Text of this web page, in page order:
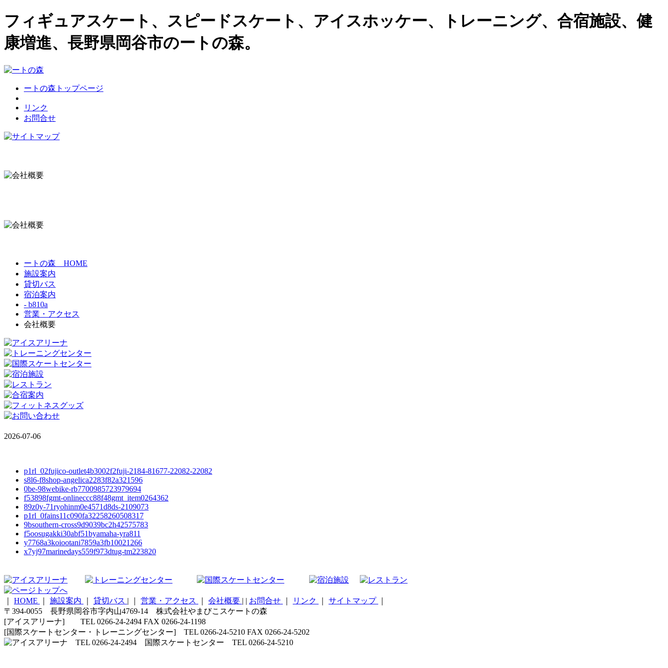
フィギュアスケート、スピードスケート、アイスホッケー、トレーニング、合宿施設、健
康増進、長野県岡谷市のートの森。
ートの森トップページ
リンク
お問合せ
ートの森 HOME
施設案内
貸切バス
宿泊案内
- b810a
営業・アクセス
会社概要
2026-07-06
p1rl_02fujico-outlet4b3002f2fuji-2184-81677-22082-22082
s8l6-f8shop-angelica2283f82a321596
0be-98webike-rb7700985723979694
f53898fgmt-onlineccc88f48gmt_item0264362
89z0y-71ryohinm0e4571d8ds-2109073
p1rl_0fains11c090fa32258260508317
9bsouthern-cross9d9039bc2h42575783
f5oosugakki30abf51byamaha-yra811
y7768a3koiootani7859a3fb10021266
x7yj97marinedays559f973dtug-tm223820
HOME 施設案内 貸切バス | 営業・アクセス 会社概要 | | お問合せ リンク サイトマップ
〒394-0055 長野県岡谷市字内山4769-14 株式会社やまびこスケートの森
[アイスアリーナ] TEL 0266-24-2494 FAX 0266-24-1198
[国際スケートセンター・トレーニングセンター] TEL 0266-24-5210 FAX 0266-24-5202